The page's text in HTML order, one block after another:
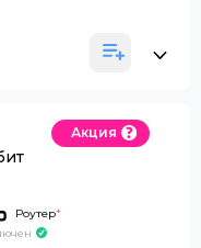
Акция
Роутер*